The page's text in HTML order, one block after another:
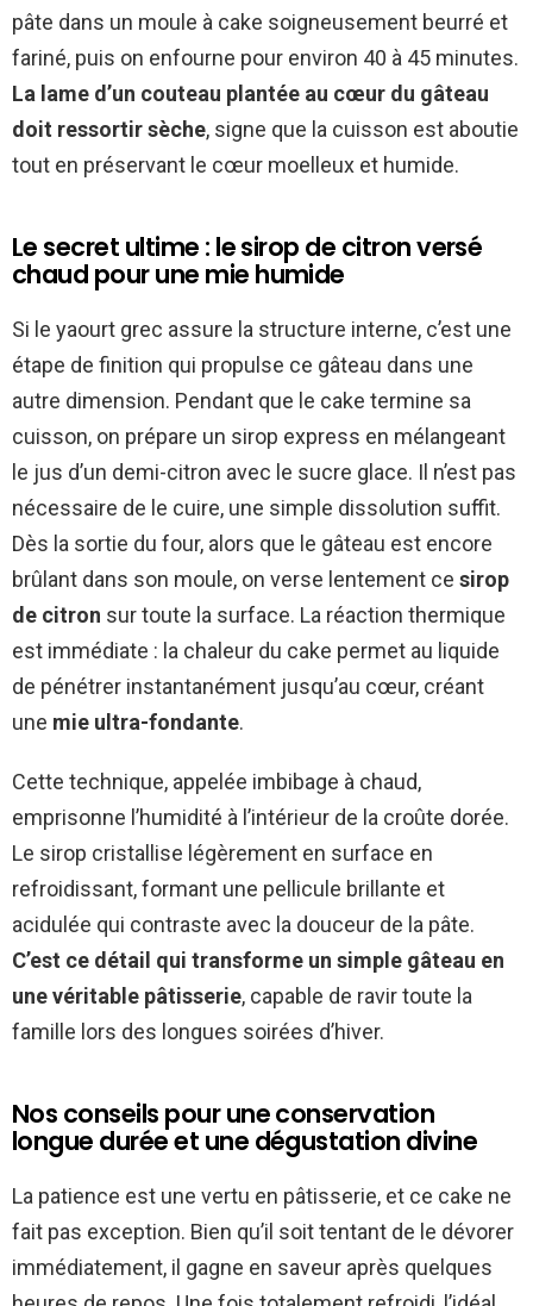
pâte dans un moule à cake soigneusement beurré et
fariné, puis on enfourne pour environ 40 à 45 minutes.
La lame d’un couteau plantée au cœur du gâteau
doit ressortir sèche, signe que la cuisson est aboutie
tout en préservant le cœur moelleux et humide.
Le secret ultime : le sirop de citron versé
chaud pour une mie humide
Si le yaourt grec assure la structure interne, c’est une
étape de finition qui propulse ce gâteau dans une
autre dimension. Pendant que le cake termine sa
cuisson, on prépare un sirop express en mélangeant
le jus d’un demi-citron avec le sucre glace. Il n’est pas
nécessaire de le cuire, une simple dissolution suffit.
Dès la sortie du four, alors que le gâteau est encore
brûlant dans son moule, on verse lentement ce sirop
de citron sur toute la surface. La réaction thermique
est immédiate : la chaleur du cake permet au liquide
de pénétrer instantanément jusqu’au cœur, créant
une mie ultra-fondante.
Cette technique, appelée imbibage à chaud,
emprisonne l’humidité à l’intérieur de la croûte dorée.
Le sirop cristallise légèrement en surface en
refroidissant, formant une pellicule brillante et
acidulée qui contraste avec la douceur de la pâte.
C’est ce détail qui transforme un simple gâteau en
une véritable pâtisserie, capable de ravir toute la
famille lors des longues soirées d’hiver.
Nos conseils pour une conservation
longue durée et une dégustation divine
La patience est une vertu en pâtisserie, et ce cake ne
fait pas exception. Bien qu’il soit tentant de le dévorer
immédiatement, il gagne en saveur après quelques